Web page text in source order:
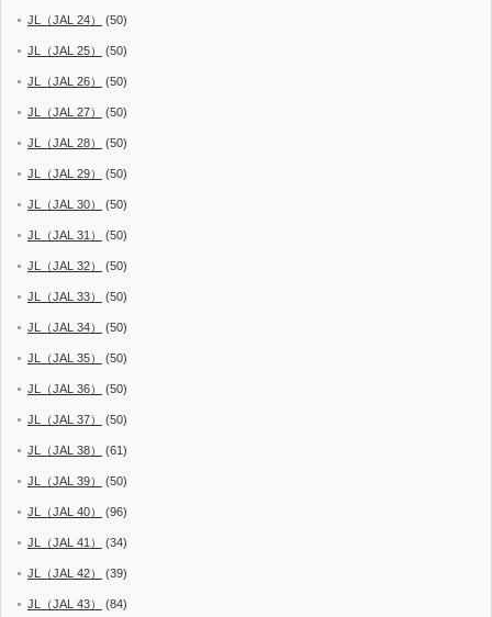
JL（JAL 24） (50)
JL（JAL 25） (50)
JL（JAL 26） (50)
JL（JAL 27） (50)
JL（JAL 28） (50)
JL（JAL 29） (50)
JL（JAL 30） (50)
JL（JAL 31） (50)
JL（JAL 32） (50)
JL（JAL 33） (50)
JL（JAL 34） (50)
JL（JAL 35） (50)
JL（JAL 36） (50)
JL（JAL 37） (50)
JL（JAL 38） (61)
JL（JAL 39） (50)
JL（JAL 40） (96)
JL（JAL 41） (34)
JL（JAL 42） (39)
JL（JAL 43） (84)